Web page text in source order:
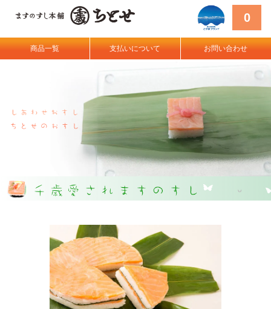
0
商品一覧 支払いについて お問い合わせ